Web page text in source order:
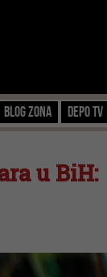
Blog zona Depo TV
u BiH: